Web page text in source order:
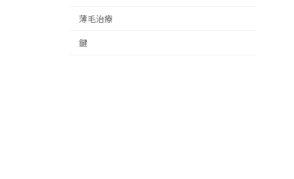
薄毛治療
鍵